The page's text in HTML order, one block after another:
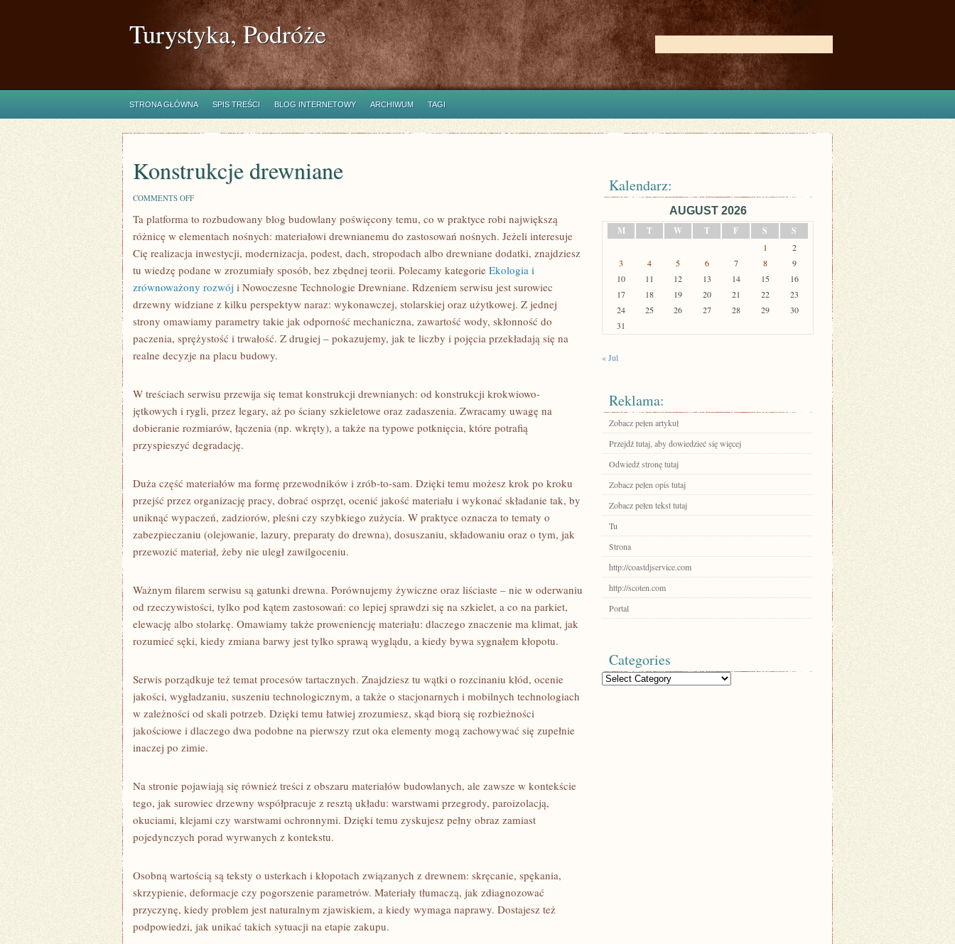
Turystyka, Podróże
STRONA GŁÓWNA SPIS TREŚCI BLOG INTERNETOWY ARCHIWUM TAGI
Konstrukcje drewniane
COMMENTS OFFON
DREWNIANE
Ta platforma to rozbudowany blog budowlany poświęcony temu, co w praktyce robi największą
różnicę w elementach nośnych: materiałowi drewnianemu do zastosowań nośnych. Jeżeli interesuje
Cię realizacja inwestycji, modernizacja, podest, dach, stropodach albo drewniane dodatki, znajdziesz
tu wiedzę podane w zrozumiały sposób, bez zbędnej teorii. Polecamy kategorie Ekologia i
zrównoważony rozwój i Nowoczesne Technologie Drewniane. Rdzeniem serwisu jest surowiec
drzewny widziane z kilku perspektyw naraz: wykonawczej, stolarskiej oraz użytkowej. Z jednej
strony omawiamy parametry takie jak odporność mechaniczna, zawartość wody, skłonność do
paczenia, sprężystość i trwałość. Z drugiej – pokazujemy, jak te liczby i pojęcia przekładają się na
realne decyzje na placu budowy.
W treściach serwisu przewija się temat konstrukcji drewnianych: od konstrukcji krokwiowo-
jętkowych i rygli, przez legary, aż po ściany szkieletowe oraz zadaszenia. Zwracamy uwagę na
dobieranie rozmiarów, łączenia (np. wkręty), a także na typowe potknięcia, które potrafią
przyspieszyć degradację.
Duża część materiałów ma formę przewodników i zrób-to-sam. Dzięki temu możesz krok po kroku
przejść przez organizację pracy, dobrać osprzęt, ocenić jakość materiału i wykonać składanie tak, by
uniknąć wypaczeń, zadziorów, pleśni czy szybkiego zużycia. W praktyce oznacza to tematy o
zabezpieczaniu (olejowanie, lazury, preparaty do drewna), dosuszaniu, składowaniu oraz o tym, jak
przewozić materiał, żeby nie uległ zawilgoceniu.
Ważnym filarem serwisu są gatunki drewna. Porównujemy żywiczne oraz liściaste – nie w oderwaniu
od rzeczywistości, tylko pod kątem zastosowań: co lepiej sprawdzi się na szkielet, a co na parkiet,
elewację albo stolarkę. Omawiamy także proweniencję materiału: dlaczego znaczenie ma klimat, jak
rozumieć sęki, kiedy zmiana barwy jest tylko sprawą wyglądu, a kiedy bywa sygnałem kłopotu.
Serwis porządkuje też temat procesów tartacznych. Znajdziesz tu wątki o rozcinaniu kłód, ocenie
jakości, wygładzaniu, suszeniu technologicznym, a także o stacjonarnych i mobilnych technologiach
w zależności od skali potrzeb. Dzięki temu łatwiej zrozumiesz, skąd biorą się rozbieżności
jakościowe i dlaczego dwa podobne na pierwszy rzut oka elementy mogą zachowywać się zupełnie
inaczej po zimie.
Na stronie pojawiają się również treści z obszaru materiałów budowlanych, ale zawsze w kontekście
tego, jak surowiec drzewny współpracuje z resztą układu: warstwami przegrody, paroizolacją,
okuciami, klejami czy warstwami ochronnymi. Dzięki temu zyskujesz pełny obraz zamiast
pojedynczych porad wyrwanych z kontekstu.
Osobną wartością są teksty o usterkach i kłopotach związanych z drewnem: skręcanie, spękania,
skrzypienie, deformacje czy pogorszenie parametrów. Materiały tłumaczą, jak zdiagnozować
przyczynę, kiedy problem jest naturalnym zjawiskiem, a kiedy wymaga naprawy. Dostajesz też
podpowiedzi, jak unikać takich sytuacji na etapie zakupu.
Kalendarz:
AUGUST 2026
M
T W T F S S
1
2
3
4 5 6 7 8
9
10
11 12 13 14 15
16
17
18 19 20 21 22
23
24
25 26 27 28 29
30
31
« Jul
Reklama:
Zobacz pełen artykuł
Przejdź tutaj, aby dowiedzieć się więcej
Odwiedź stronę tutaj
Zobacz pełen opis tutaj
Zobacz pełen tekst tutaj
Tu
Strona
http://coastdjservice.com
http://scoten.com
Portal
Categories
Categories